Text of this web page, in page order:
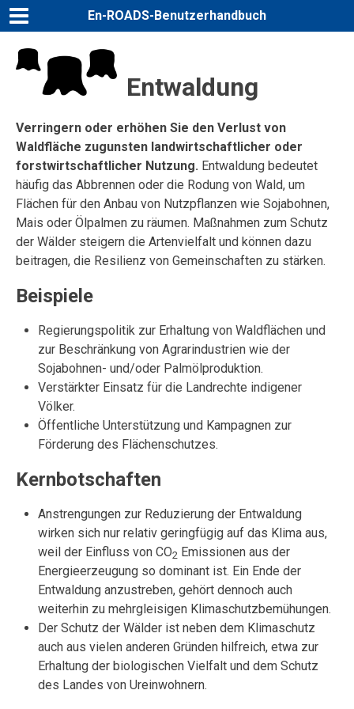
En-ROADS-Benutzerhandbuch
Entwaldung
Verringern oder erhöhen Sie den Verlust von
Waldfläche zugunsten landwirtschaftlicher oder
forstwirtschaftlicher Nutzung. Entwaldung bedeutet
häufig das Abbrennen oder die Rodung von Wald, um
Flächen für den Anbau von Nutzpflanzen wie Sojabohnen,
Mais oder Ölpalmen zu räumen. Maßnahmen zum Schutz
der Wälder steigern die Artenvielfalt und können dazu
beitragen, die Resilienz von Gemeinschaften zu stärken.
Beispiele
Regierungspolitik zur Erhaltung von Waldflächen und
zur Beschränkung von Agrarindustrien wie der
Sojabohnen- und/oder Palmölproduktion.
Verstärkter Einsatz für die Landrechte indigener
Völker.
Öffentliche Unterstützung und Kampagnen zur
Förderung des Flächenschutzes.
Kernbotschaften
Anstrengungen zur Reduzierung der Entwaldung
wirken sich nur relativ geringfügig auf das Klima aus,
weil der Einfluss von CO2 Emissionen aus der
Energieerzeugung so dominant ist. Ein Ende der
Entwaldung anzustreben, gehört dennoch auch
weiterhin zu mehrgleisigen Klimaschutzbemühungen.
Der Schutz der Wälder ist neben dem Klimaschutz
auch aus vielen anderen Gründen hilfreich, etwa zur
Erhaltung der biologischen Vielfalt und dem Schutz
des Landes von Ureinwohnern.